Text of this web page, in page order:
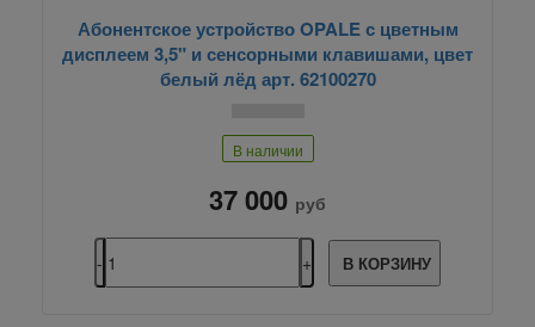
Абонентское устройство OPALE с цветным
дисплеем 3,5" и сенсорными клавишами, цвет
белый лёд арт. 62100270
В наличии
37 000 руб
В КОРЗИНУ